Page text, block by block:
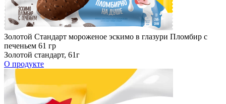
Золотой Стандарт мороженое эскимо в глазури Пломбир с
печеньем 61 гр
Золотой стандарт, 61г
О продукте